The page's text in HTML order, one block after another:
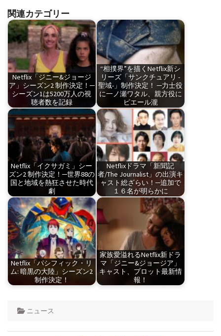
関連カテゴリー
Netflix「ジニー&ジョージ
ア」シーズン2 制作決定！─
シーズン1は5200万人の視
聴者数を記録
“相撲界”を描くNetflix新シ
リーズ「サンクチュアリ -
聖域-」制作決定！ ─力士役
に一ノ瀬ワタル、親方役に
ピエール瀧
Netflix「イクサガミ」シー
ズン2 制作決定！─世界88の
国と地域を熱狂させた時代
劇
Netflixドラマ「新聞記
者/The Journalist」の出演キ
ャスト総ざらい！─追加で
１６名が明らかに
Netflix「パシフィック・リ
ム: 暗黒の大陸」シーズン2
制作決定！
家族愛溢れるNetflix新ドラ
マ「ジニー&ジョージア」
キャスト、プロット最新情
報！
ニュース